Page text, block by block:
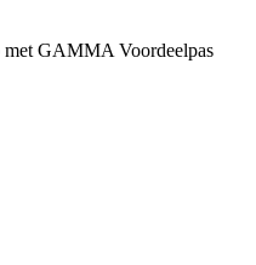
met GAMMA Voordeelpas